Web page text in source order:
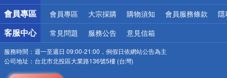
會員專區 會員專區 大宗採購 購物須知 會員服務條款 隱
客服中心 常見問題 服務公告 意見信箱
服務時間： 週一至週日 09:00-21:00，例假日依網站公告為主
公司地址： 台北市北投區大業路136號5樓 (台灣)